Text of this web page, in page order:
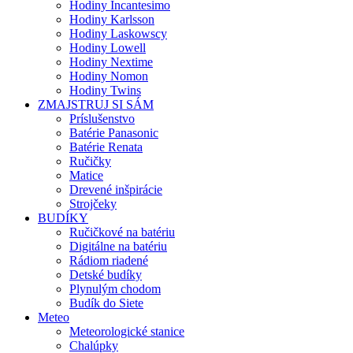
Hodiny Incantesimo
Hodiny Karlsson
Hodiny Laskowscy
Hodiny Lowell
Hodiny Nextime
Hodiny Nomon
Hodiny Twins
ZMAJSTRUJ SI SÁM
Príslušenstvo
Batérie Panasonic
Batérie Renata
Ručičky
Matice
Drevené inšpirácie
Strojčeky
BUDÍKY
Ručičkové na batériu
Digitálne na batériu
Rádiom riadené
Detské budíky
Plynulým chodom
Budík do Siete
Meteo
Meteorologické stanice
Chalúpky